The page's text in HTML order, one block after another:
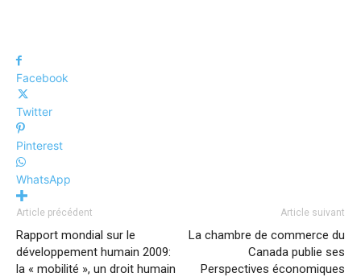
Facebook
Twitter
Pinterest
WhatsApp
Article précédent
Rapport mondial sur le
développement humain 2009:
la « mobilité », un droit humain
Article suivant
La chambre de commerce du
Canada publie ses
Perspectives économiques